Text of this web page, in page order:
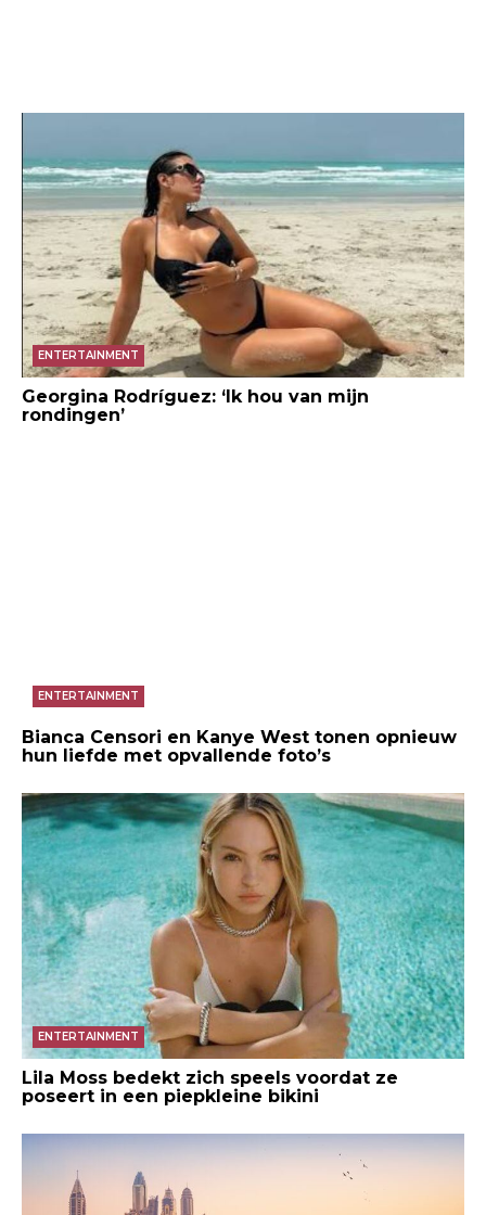
ENTERTAINMENT
Georgina Rodríguez: ‘Ik hou van mijn
rondingen’
ENTERTAINMENT
Bianca Censori en Kanye West tonen opnieuw
hun liefde met opvallende foto’s
ENTERTAINMENT
Lila Moss bedekt zich speels voordat ze
poseert in een piepkleine bikini